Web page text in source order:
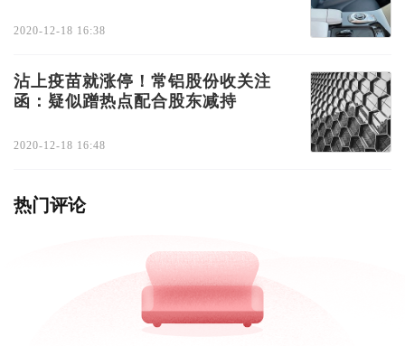
2020-12-18 16:38
沾上疫苗就涨停！常铝股份收关注
函：疑似蹭热点配合股东减持
2020-12-18 16:48
热门评论